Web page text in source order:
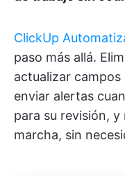
ClickUp
paso más allá.
actualizar
enviar alertas
para su revisión,
marcha, sin